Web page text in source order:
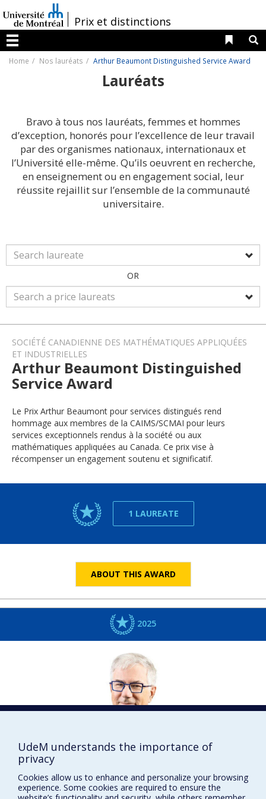
au
contenu
/Prix et distinctions
Menu
Liens
Home Nos lauréats Arthur Beaumont Distinguished Service Award
Lauréats
Bravo à tous nos lauréats, femmes et hommes
d’exception, honorés pour l’excellence de leur travail
par des organismes nationaux, internationaux et
l’Université elle-même. Qu’ils oeuvrent en recherche,
en enseignement ou en engagement social, leur
réussite rejaillit sur l’ensemble de la communauté
universitaire.
OR
SOCIÉTÉ CANADIENNE DES MATHÉMATIQUES APPLIQUÉES
ET INDUSTRIELLES
Arthur Beaumont Distinguished
Service Award
Le Prix Arthur Beaumont pour services distingués rend
hommage aux membres de la CAIMS/SCMAI pour leurs
services exceptionnels rendus à la société ou aux
mathématiques appliquées au Canada. Ce prix vise à
récompenser un engagement soutenu et significatif.
1 LAUREATE
ABOUT THIS AWARD
2025
Jacques BÉLAIR
DISTINCTIONS
UdeM understands the importance of
privacy
Cookies allow us to enhance and personalize your browsing
experience. Some cookies are required to ensure the